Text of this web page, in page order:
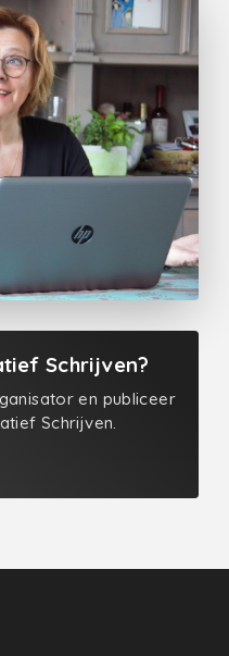
Schrijven?
en publiceer
Schrijven.